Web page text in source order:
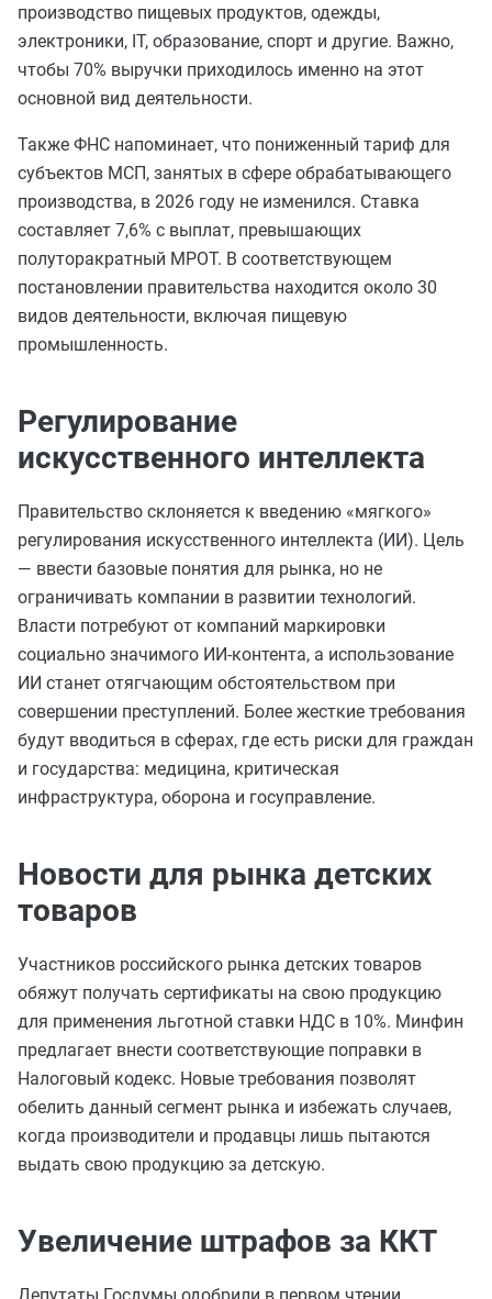
производство пищевых продуктов, одежды,
электроники, IT, образование, спорт и другие. Важно,
чтобы 70% выручки приходилось именно на этот
основной вид деятельности.
Также ФНС напоминает, что пониженный тариф для
субъектов МСП, занятых в сфере обрабатывающего
производства, в 2026 году не изменился. Ставка
составляет 7,6% с выплат, превышающих
полуторакратный МРОТ. В соответствующем
постановлении правительства находится около 30
видов деятельности, включая пищевую
промышленность.
Регулирование
искусственного интеллекта
Правительство склоняется к введению «мягкого»
регулирования искусственного интеллекта (ИИ). Цель
— ввести базовые понятия для рынка, но не
ограничивать компании в развитии технологий.
Власти потребуют от компаний маркировки
социально значимого ИИ-контента, а использование
ИИ станет отягчающим обстоятельством при
совершении преступлений. Более жесткие требования
будут вводиться в сферах, где есть риски для граждан
и государства: медицина, критическая
инфраструктура, оборона и госуправление.
Новости для рынка детских
товаров
Участников российского рынка детских товаров
обяжут получать сертификаты на свою продукцию
для применения льготной ставки НДС в 10%. Минфин
предлагает внести соответствующие поправки в
Налоговый кодекс. Новые требования позволят
обелить данный сегмент рынка и избежать случаев,
когда производители и продавцы лишь пытаются
выдать свою продукцию за детскую.
Увеличение штрафов за ККТ
Депутаты Госдумы одобрили в первом чтении